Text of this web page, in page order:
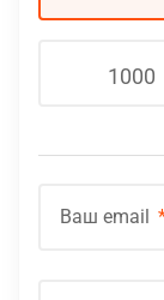
1000
Ваш email